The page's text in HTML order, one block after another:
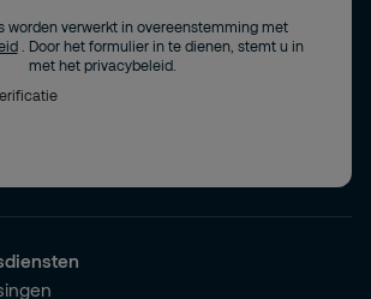
worden verwerkt in overeenstemming met
. Door het formulier in te dienen, stemt u in
met het privacybeleid.